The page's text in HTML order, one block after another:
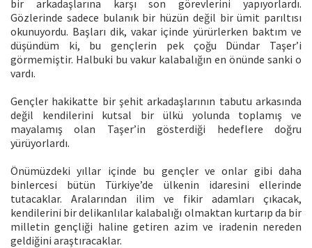
bir arkadaşlarına karşı son görevlerini yapıyorlardı.
Gözlerinde sadece bulanık bir hüzün değil bir ümit parıltısı
okunuyordu. Başları dik, vakar içinde yürürlerken baktım ve
düşündüm ki, bu gençlerin pek çoğu Dündar Taşer’i
görmemiştir. Halbuki bu vakur kalabalığın en önünde sanki o
vardı.
Gençler hakikatte bir şehit arkadaşlarının tabutu arkasında
değil kendilerini kutsal bir ülkü yolunda toplamış ve
mayalamış olan Taşer’in gösterdiği hedeflere doğru
yürüyorlardı.
Önümüzdeki yıllar içinde bu gençler ve onlar gibi daha
binlercesi bütün Türkiye’de ülkenin idaresini ellerinde
tutacaklar. Aralarından ilim ve fikir adamları çıkacak,
kendilerini bir delikanlılar kalabalığı olmaktan kurtarıp da bir
milletin gençliği haline getiren azim ve iradenin nereden
geldiğini araştıracaklar.